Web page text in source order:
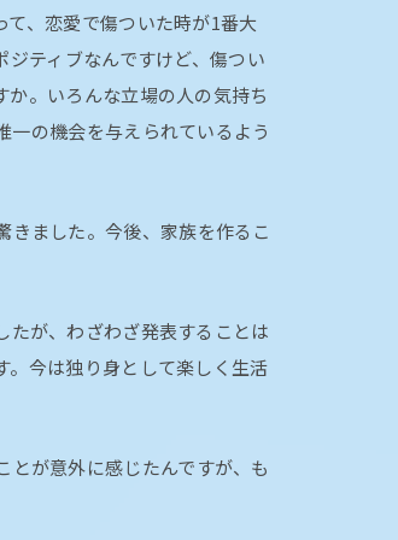
、恋愛で傷ついた時が1番大
ティブなんですけど、傷つい
。いろんな立場の人の気持ち
の機会を与えられているよう
きました。今後、家族を作るこ
たが、わざわざ発表することは
。今は独り身として楽しく生活
とが意外に感じたんですが、も